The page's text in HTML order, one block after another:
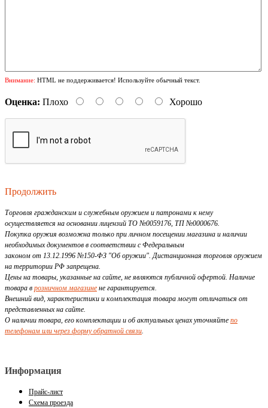
Внимание: HTML не поддерживается! Используйте обычный текст.
Оценка: Плохо Хорошо
Продолжить
Торговля гражданским и служебным оружием и патронами к нему
осуществляется на основании лицензий ТО №0059176, ТП №0000676.
Покупка оружия возможна только при личном посещении магазина и наличии
необходимых документов в соответствии с Федеральным
законом от 13.12.1996 №150-ФЗ "Об оружии". Дистанционная торговля оружием
на территории РФ запрещена.
Цены на товары, указанные на сайте, не являются публичной офертой. Наличие
товара в розничном магазине не гарантируется.
Внешний вид, характеристики и комплектация товара могут отличаться от
представленных на сайте.
О наличии товара, его комплектации и об актуальных ценах уточняйте по
телефонам или через форму обратной связи.
Информация
Прайс-лист
Схема проезда